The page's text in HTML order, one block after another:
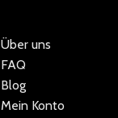
Über uns
FAQ
Blog
Mein Konto